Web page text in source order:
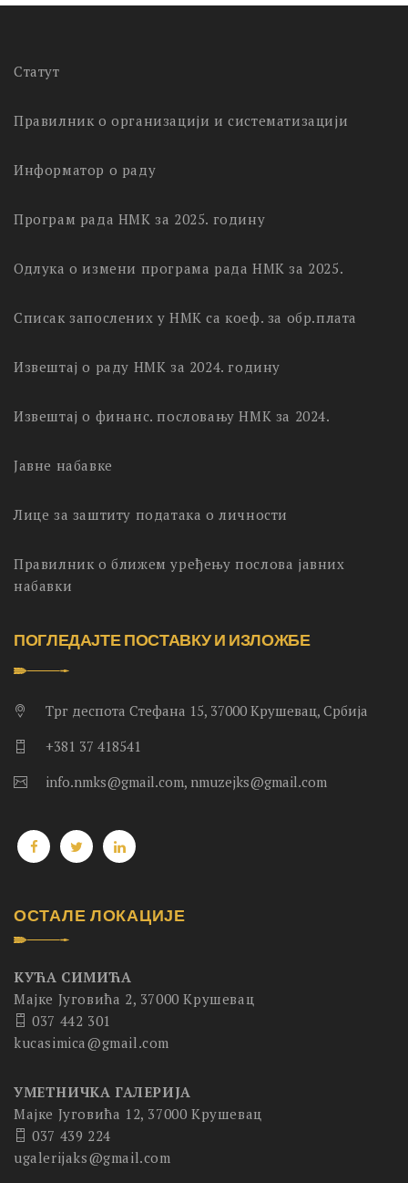
Статут
Правилник о организацији и систематизацији
Информатор о раду
Програм рада НМК за 2025. годину
Одлука о измени програма рада НМК за 2025.
Списак запослених у НМК са коеф. за обр.плата
Извештај о раду НМК за 2024. годину
Извештај о финанс. пословању НМК за 2024.
Јавне набавке
Лице за заштиту података о личности
Правилник о ближем уређењу послова јавних
набавки
ПОГЛЕДАЈТЕ ПОСТАВКУ И ИЗЛОЖБЕ
Трг деспота Стефана 15, 37000 Крушевац, Србија
+381 37 418541
info.nmks@gmail.com, nmuzejks@gmail.com
ОСТАЛЕ ЛОКАЦИЈЕ
КУЋА СИМИЋА
Мајке Југовића 2, 37000 Крушевац
037 442 301
kucasimica@gmail.com
УМЕТНИЧКА ГАЛЕРИЈА
Мајке Југовића 12, 37000 Крушевац
037 439 224
ugalerijaks@gmail.com